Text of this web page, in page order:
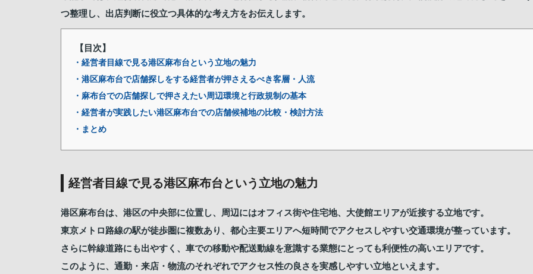
つ整理し、出店判断に役立つ具体的な考え方をお伝えします。
【目次】
・経営者目線で見る港区麻布台という立地の魅力
・港区麻布台で店舗探しをする経営者が押さえるべき客層・人流
・麻布台での店舗探しで押さえたい周辺環境と行政規制の基本
・経営者が実践したい港区麻布台での店舗候補地の比較・検討方法
・まとめ
経営者目線で見る港区麻布台という立地の魅力
港区麻布台は、港区の中央部に位置し、周辺にはオフィス街や住宅地、大使館エリアが近接する立地です。
東京メトロ路線の駅が徒歩圏に複数あり、都心主要エリアへ短時間でアクセスしやすい交通環境が整っています。
さらに幹線道路にも出やすく、車での移動や配送動線を意識する業態にとっても利便性の高いエリアです。
このように、通勤・来店・物流のそれぞれでアクセス性の良さを実感しやすい立地といえます。